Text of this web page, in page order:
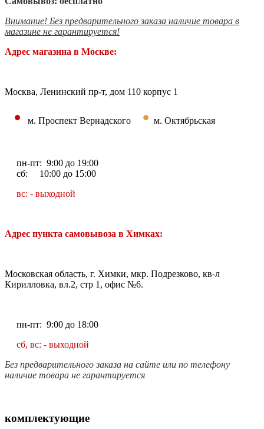
Внимание! Без предварительного заказа наличие товара в
магазине не гарантируется!
Адрес магазина в Москве:
Москва, Ленинский пр-т, дом 110 корпус 1
• м. Проспект Вернадского • м. Октябрьская
пн-пт: 9:00 до 19:00
сб: 10:00 до 15:00
вс: - выходной
Адрес пункта самовывоза в Химках:
Московская область, г. Химки, мкр. Подрезково, кв-л
Кирилловка, вл.2, стр 1, офис №6.
пн-пт: 9:00 до 18:00
сб, вс: - выходной
Без предварительного заказа на сайте или по телефону
наличие товара не гарантируется
комплектующие